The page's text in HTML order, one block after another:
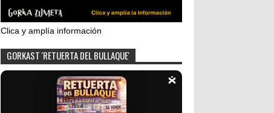
Clica y amplía información
GORKAST 'RETUERTA DEL BULLAQUE'